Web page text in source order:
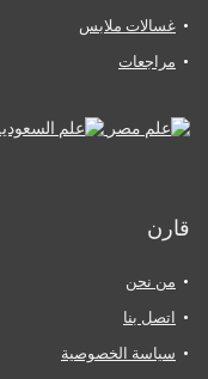
غسالات ملابس
مراجعات
قارن
من نحن
اتصل بنا
سياسة الخصوصية